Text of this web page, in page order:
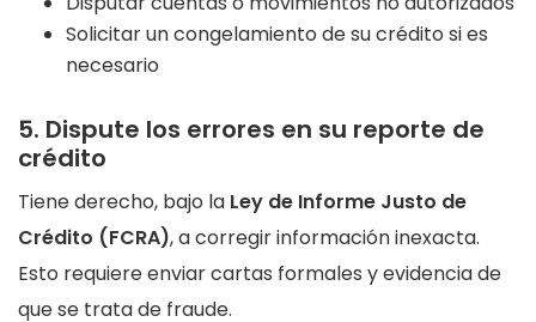
Solicitar un congelamiento de su crédito si es
necesario
5. Dispute los errores en su reporte de
crédito
Tiene derecho, bajo la Ley de Informe Justo de
Crédito (FCRA), a corregir información inexacta.
Esto requiere enviar cartas formales y evidencia de
que se trata de fraude.